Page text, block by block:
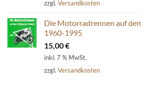
zzgl. Versandkosten
Die Motorradrennen auf
1960-1995
15,00€
inkl. 7 % MwSt.
zzgl. Versandkosten